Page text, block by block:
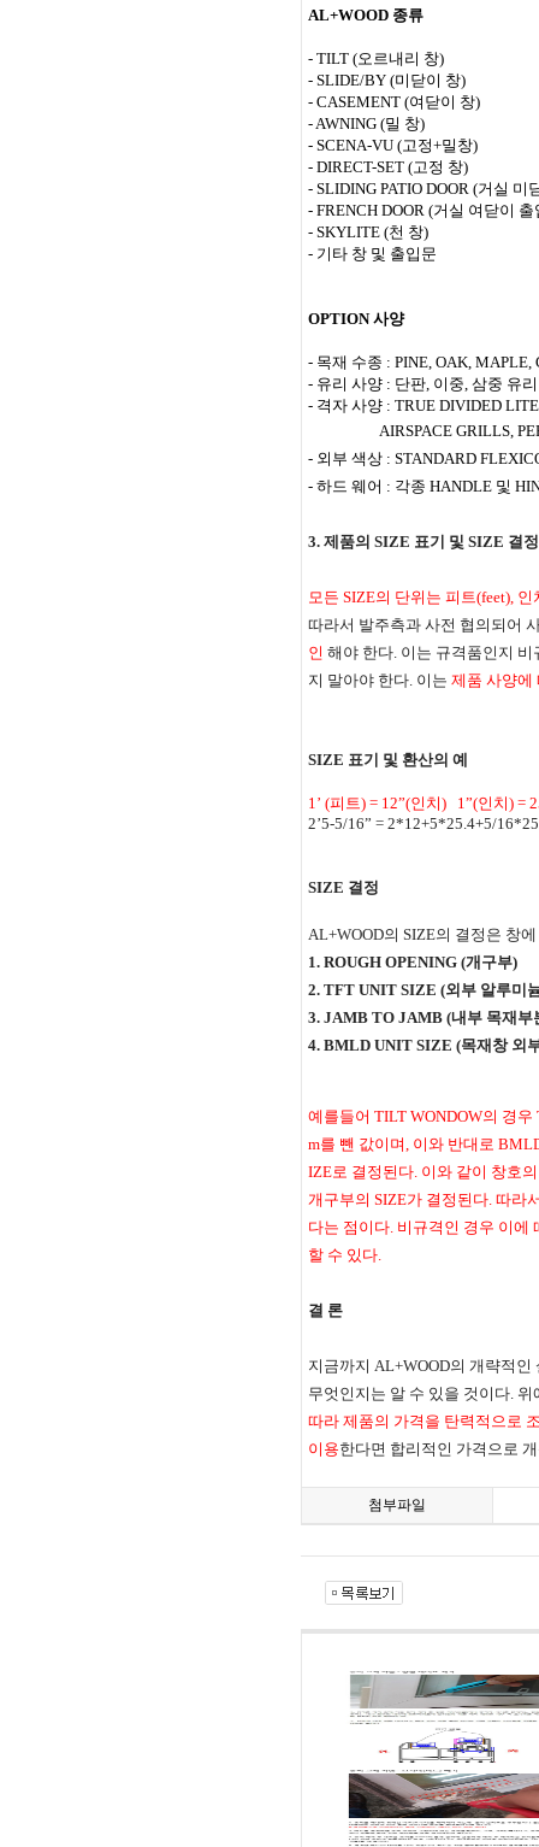
AL+WOOD 종류
- TILT (오르내리 창)
- SLIDE/BY (미닫이 창)
- CASEMENT (여닫이 창)
- AWNING (밀 창)
- SCENA-VU (고정+밀창)
- DIRECT-SET (고정 창)
- SLIDING PATIO DOOR (거실 미
- FRENCH DOOR (거실 여닫이 출
- SKYLITE (천 창)
- 기타 창 및 출입문
OPTION사양
- 목재 수종 : PINE, OAK, MAPLE,
- 유리 사양 : 단판, 이중, 삼중 유
- 격자 사양 : TRUE DIVIDED
AIRSPACE GRILLS,
- 외부 색상 : STANDARD
- 하드 웨어 : 각종 HANDLE 및
3. 제품의 SIZE 표기 및 SIZE 결정
모든 SIZE의 단위는 피트(feet), 인
따라서 발주측과 사전 협의되어
인 해야 한다. 이는 규격품인지
지 말아야 한다. 이는 제품 사양에
SIZE 표기 및 환산의 예
1’ (피트) = 12”(인치) 1”(인치) =
2’5-5/16” = 2*12+5*25.4+5/
SIZE 결정
AL+WOOD의 SIZE의 결정은 창
1. ROUGH OPENING (개구부)
2. TFT UNIT SIZE (외부 알루미
3. JAMB TO JAMB (내부 목재부
4. BMLD UNIT SIZE (목재창 외
예를들어 TILT WONDOW의 경우
m를 뺀 값이며, 이와 반대로
IZE로 결정된다. 이와 같이 창호
개구부의 SIZE가 결정된다. 따라
다는 점이다. 비규격인 경우 이에
할 수 있다.
결 론
지금까지 AL+WOOD의 개략적인
무엇인지는 알 수 있을 것이다. 위
따라 제품의 가격을 탄력적으로
이용한다면 합리적인 가격으로
첨부파일